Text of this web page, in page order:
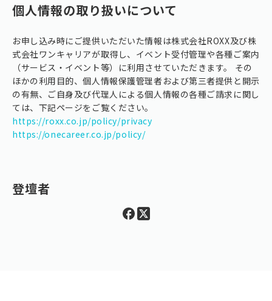
個人情報の取り扱いについて
お申し込み時にご提供いただいた情報は株式会社ROXX及び株
式会社ワンキャリアが取得し、イベント受付管理や各種ご案内
（サービス・イベント等）に利用させていただきます。 その
ほかの利用目的、個人情報保護管理者および第三者提供と開示
の有無、ご自身及び代理人による個人情報の各種ご請求に関し
ては、下記ページをご覧ください。
https://roxx.co.jp/policy/privacy
https://onecareer.co.jp/policy/
登壇者